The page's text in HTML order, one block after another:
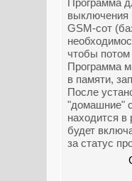
Программа
выключения
GSM-сот
чтобы потом
Программа
в памяти,
После
"домашние"
находится в
будет
за статус